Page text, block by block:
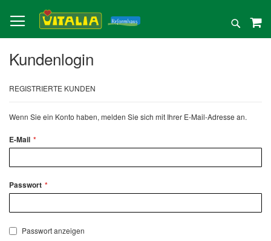
zum
Inhalt
Suche
Kundenlogin
REGISTRIERTE KUNDEN
Wenn Sie ein Konto haben, melden Sie sich mit Ihrer E-Mail-Adresse an.
E-Mail
Passwort
Passwort anzeigen